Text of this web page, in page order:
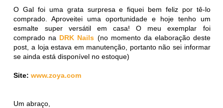
O Gal foi uma grata surpresa e fiquei bem feliz por tê-lo
comprado. Aproveitei uma oportunidade e hoje tenho um
esmalte super versátil em casa! O meu exemplar foi
comprado na DRK Nails (no momento da elaboração deste
post, a loja estava em manutenção, portanto não sei informar
se ainda está disponível no estoque)
Site:www.zoya.com
Um abraço,